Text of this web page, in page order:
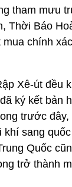
tham mưu
Thời Báo
chính
Xê-út đều
ký kết bản
trước
khí sang
Quốc
trở thành